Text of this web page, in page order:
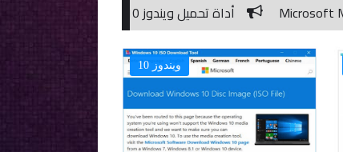
أداة تحميل ويندوز 10 برابط مباشر من مايكروسوفت / Windows 10 ISO Download Tool 1.2.1.11
ويندوز 10